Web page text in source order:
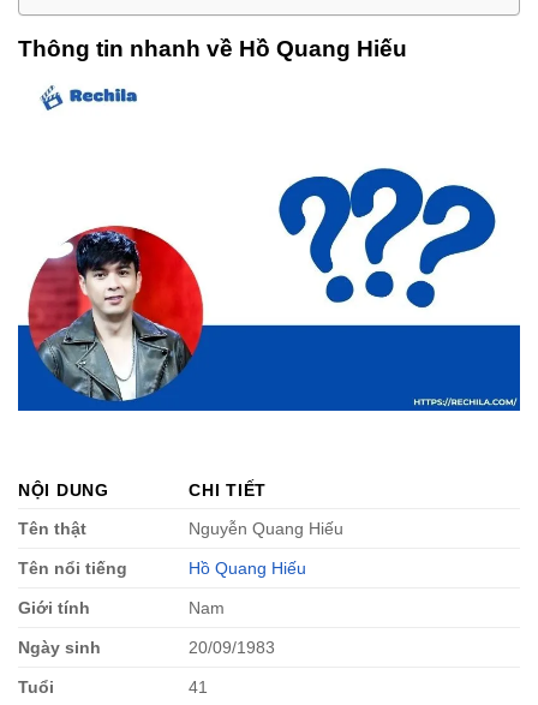
Thông tin nhanh về Hồ Quang Hiếu
NỘI DUNG
CHI TIẾT
Tên thật
Nguyễn Quang Hiếu
Tên nổi tiếng Hồ Quang Hiếu
Giới tính Nam
Ngày sinh 20/09/1983
Tuổi 41